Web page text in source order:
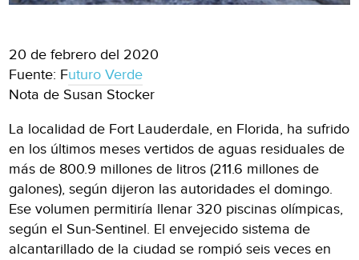
20 de febrero del 2020
Fuente: Futuro Verde
Nota de Susan Stocker
La localidad de Fort Lauderdale, en Florida, ha sufrido
en los últimos meses vertidos de aguas residuales de
más de 800.9 millones de litros (211.6 millones de
galones), según dijeron las autoridades el domingo.
Ese volumen permitiría llenar 320 piscinas olímpicas,
según el Sun-Sentinel. El envejecido sistema de
alcantarillado de la ciudad se rompió seis veces en